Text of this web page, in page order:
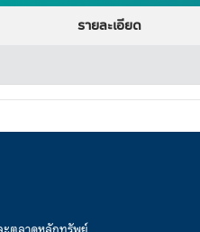
รายละเอียด